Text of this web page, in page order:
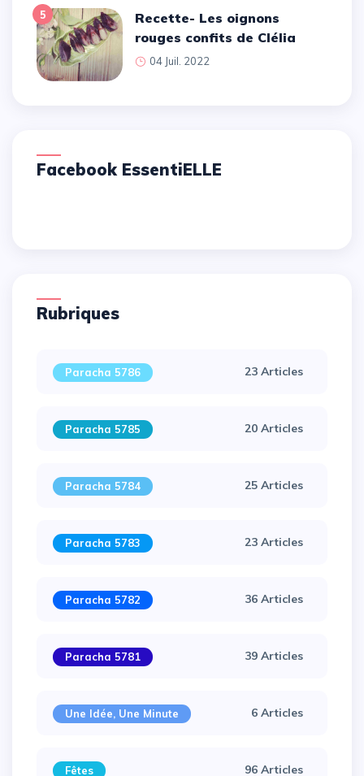
5
Recette- Les oignons
rouges confits de Clélia
04 Juil. 2022
Facebook EssentiELLE
Rubriques
Paracha 5786 23 Articles
Paracha 5785 20 Articles
Paracha 5784 25 Articles
Paracha 5783 23 Articles
Paracha 5782 36 Articles
Paracha 5781 39 Articles
Une Idée, Une Minute 6 Articles
Fêtes 96 Articles